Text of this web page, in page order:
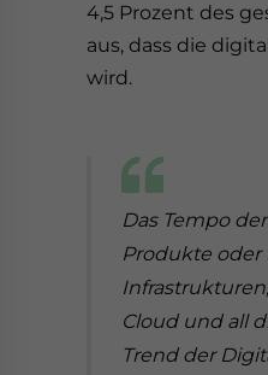
4,5 Prozent des
aus, dass die
wird.
Das Tempo
Produkte oder
Cloud und all
Trend der